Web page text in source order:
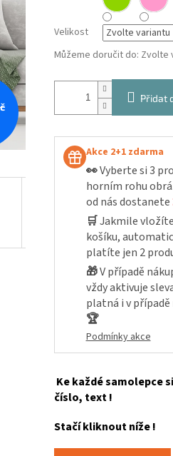
Velikost
Můžeme doručit do: Zvolte
Přidat
Akce 2+1 zdarma
👀Vyberte si 3
horním rohu
od nás dostanete
🛒Jakmile
košíku,
platíte jen 2
🎁V případě
vždy aktivuje
platná i v
🏆
Podmínky akce
Ke každé samolepce
číslo, text !
Stačí kliknout níže !